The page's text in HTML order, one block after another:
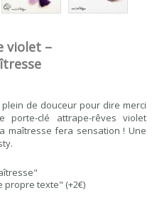
violet –
de douceur pour dire merci
porte-clé attrape-rêves violet
maîtresse fera sensation ! Une
propre texte" (+2€)